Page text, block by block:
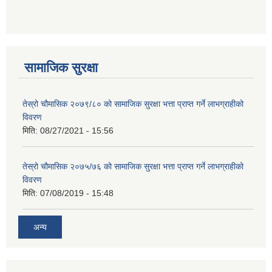
सामाजिक सुरक्षा
तेस्रो चौमासिक २०७९/८० को सामाजिक सुरक्षा भत्ता प्राप्त गर्ने लाभग्राहीको
विवरण
मिति: 08/27/2021 - 15:56
तेस्रो चौमासिक २०७५/७६ को सामाजिक सुरक्षा भत्ता प्राप्त गर्ने लाभग्राहीको
विवरण
मिति: 07/08/2019 - 15:48
अन्य